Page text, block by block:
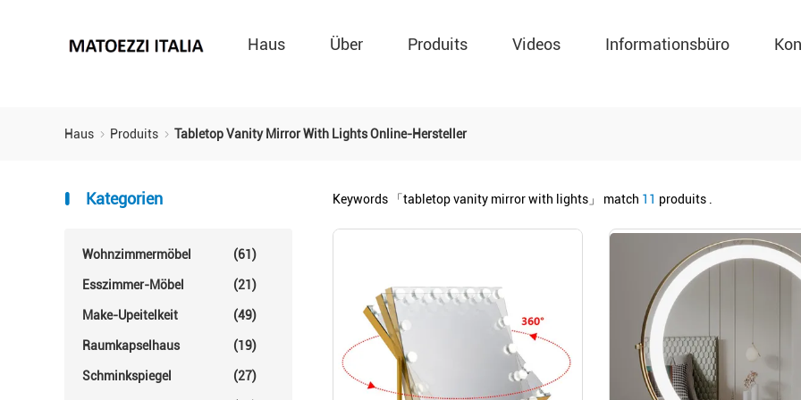
Haus Über Produits Videos Informationsbüro
Haus Produits Tabletop Vanity Mirror With Lights Online-Hersteller
Kategorien
Wohnzimmermöbel (61)
Esszimmer-Möbel (21)
Make-Upeitelkeit (49)
Raumkapselhaus (19)
Schminkspiegel (27)
Keywords 「tabletop vanity mirror with lights」 match 11 produits .